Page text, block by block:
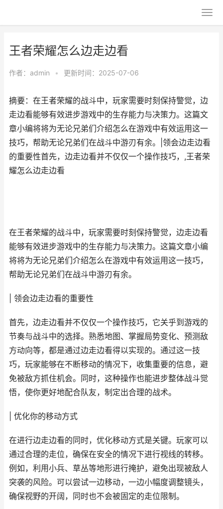
王者荣耀怎么边走边看
作者： admin • 更新时间：2025-07-06
摘要：在王者荣耀的战斗中，玩家需要时刻保持警觉，边
走边看能够有效进步游戏中的生存能力与决策力。这篇文
章小编将将为无论兄弟们介绍怎么在游戏中有效运用这一
技巧，帮助无论兄弟们在战斗中游刃有余。|领会边走边看
的重要性首先，边走边看并不仅仅一个操作技巧，,王者荣
耀怎么边走边看
在王者荣耀的战斗中，玩家需要时刻保持警觉，边走边看
能够有效进步游戏中的生存能力与决策力。这篇文章小编
将将为无论兄弟们介绍怎么在游戏中有效运用这一技巧，
帮助无论兄弟们在战斗中游刃有余。
| 领会边走边看的重要性
首先，边走边看并不仅仅一个操作技巧，它关乎到游戏的
节奏与战斗中的选择。熟悉地图、掌握局势变化、预测敌
方动向等，都是通过边走边看得以实现的。通过这一技
巧，玩家能够在不断移动的情况下，收集重要的信息，避
免被敌方抓住机会。同时，这种操作也能进步整体战斗觉
悟，使你更好地配合队友，制定出合理的战术。
| 优化你的移动方式
在进行边走边看的同时，优化移动方式是关键。玩家可以
通过合理的走位，确保在安全的情况下进行视线的转移。
例如，利用小兵、草丛等地形进行掩护，避免出现被敌人
突袭的风险。可以尝试一边移动，一边小幅度调整镜头，
确保视野的开阔，同时也不会被固定的走位限制。